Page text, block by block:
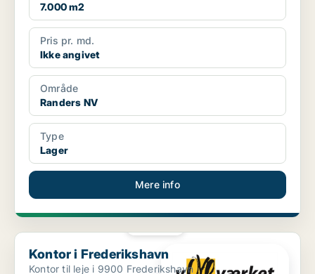
7.000 m2
Pris pr. md.
Ikke angivet
Område
Randers NV
Type
Lager
Mere info
Kontor i Frederikshavn
Kontor i Frederikshavn
Kontor til leje i 9900 Frederikshavn